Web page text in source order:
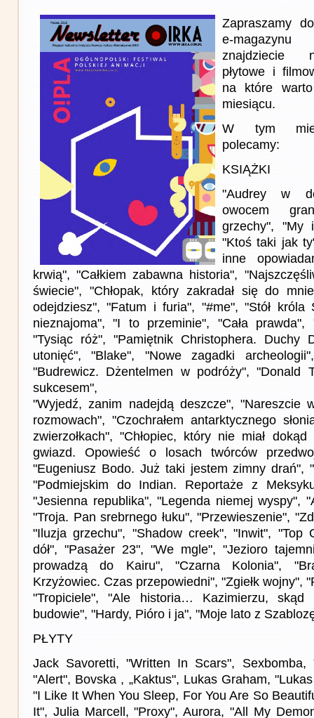
Zapraszamy
e-
znajdziecie
płytowe i
na które
miesiącu.
W tym
polecamy:
KSIĄŻKI
"Audrey w
owocem
grzechy", "My
"Ktoś taki jak
inne
krwią", "Całkiem zabawna historia",
świecie", "Chłopak, który zakradał się do
odejdziesz", "Fatum i furia", "#me", "Stół króla
nieznajoma", "I to przeminie", "Cała
"Tysiąc róż", "Pamiętnik Christophera. Duchy
utonięć", "Blake", "Nowe zagadki
"Budrewicz. Dżentelmen w podróży", "Donald
sukcesem",
"Wyjedź, zanim nadejdą deszcze", "Nareszcie
rozmowach", "Czochrałem antarktycznego
zwierzołkach", "Chłopiec, który nie miał
gwiazd. Opowieść o losach twórców
"Eugeniusz Bodo. Już taki jestem zimny drań",
"Podmiejskim do Indian. Reportaże z
"Jesienna republika", "Legenda niemej wyspy",
"Troja. Pan srebrnego łuku", "Przewieszenie",
"Iluzja grzechu", "Shadow creek", "Inwit", "Top
dół", "Pasażer 23", "We mgle", "Jezioro
prowadzą do Kairu", "Czarna Kolonia",
Krzyżowiec. Czas przepowiedni", "Zgiełk wojny",
"Tropiciele", "Ale historia… Kazimierzu,
budowie", "Hardy, Pióro i ja", "Moje lato z
PŁYTY
Jack Savoretti, "Written In Scars", Sexbomba,
"Alert", Bovska , „Kaktus", Lukas Graham,
"I Like It When You Sleep, For You Are So
It", Julia Marcell, "Proxy", Aurora, "All My